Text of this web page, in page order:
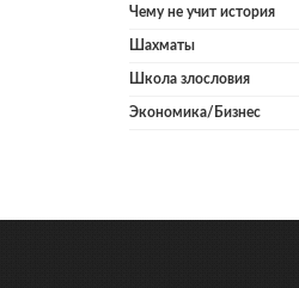
Чему не учит история
Шахматы
Школа злословия
Экономика/Бизнес